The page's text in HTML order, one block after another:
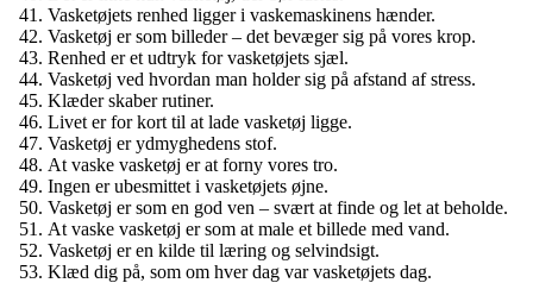
Vasketøjets renhed ligger i vaskemaskinens hænder.
Vasketøj er som billeder – det bevæger sig på vores krop.
Renhed er et udtryk for vasketøjets sjæl.
Vasketøj ved hvordan man holder sig på afstand af stress.
Klæder skaber rutiner.
Livet er for kort til at lade vasketøj ligge.
Vasketøj er ydmyghedens stof.
At vaske vasketøj er at forny vores tro.
Ingen er ubesmittet i vasketøjets øjne.
Vasketøj er som en god ven – svært at finde og let at beholde.
At vaske vasketøj er som at male et billede med vand.
Vasketøj er en kilde til læring og selvindsigt.
Klæd dig på, som om hver dag var vasketøjets dag.